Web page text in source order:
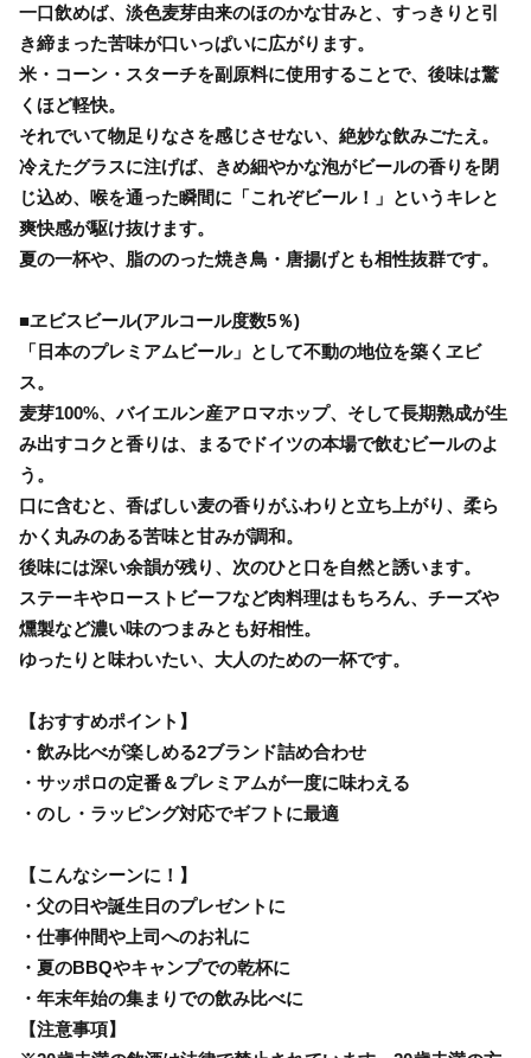
一口飲めば、淡色麦芽由来のほのかな甘みと、すっきりと引
き締まった苦味が口いっぱいに広がります。
米・コーン・スターチを副原料に使用することで、後味は驚
くほど軽快。
それでいて物足りなさを感じさせない、絶妙な飲みごたえ。
冷えたグラスに注げば、きめ細やかな泡がビールの香りを閉
じ込め、喉を通った瞬間に「これぞビール！」というキレと
爽快感が駆け抜けます。
夏の一杯や、脂ののった焼き鳥・唐揚げとも相性抜群です。
■ヱビスビール(アルコール度数5％)
「日本のプレミアムビール」として不動の地位を築くヱビ
ス。
麦芽100%、バイエルン産アロマホップ、そして長期熟成が生
み出すコクと香りは、まるでドイツの本場で飲むビールのよ
う。
口に含むと、香ばしい麦の香りがふわりと立ち上がり、柔ら
かく丸みのある苦味と甘みが調和。
後味には深い余韻が残り、次のひと口を自然と誘います。
ステーキやローストビーフなど肉料理はもちろん、チーズや
燻製など濃い味のつまみとも好相性。
ゆったりと味わいたい、大人のための一杯です。
【おすすめポイント】
・飲み比べが楽しめる2ブランド詰め合わせ
・サッポロの定番＆プレミアムが一度に味わえる
・のし・ラッピング対応でギフトに最適
【こんなシーンに！】
・父の日や誕生日のプレゼントに
・仕事仲間や上司へのお礼に
・夏のBBQやキャンプでの乾杯に
・年末年始の集まりでの飲み比べに
【注意事項】